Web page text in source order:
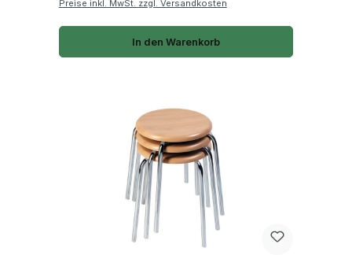
Preise inkl. MwSt. zzgl. Versandkosten
In den Warenkorb